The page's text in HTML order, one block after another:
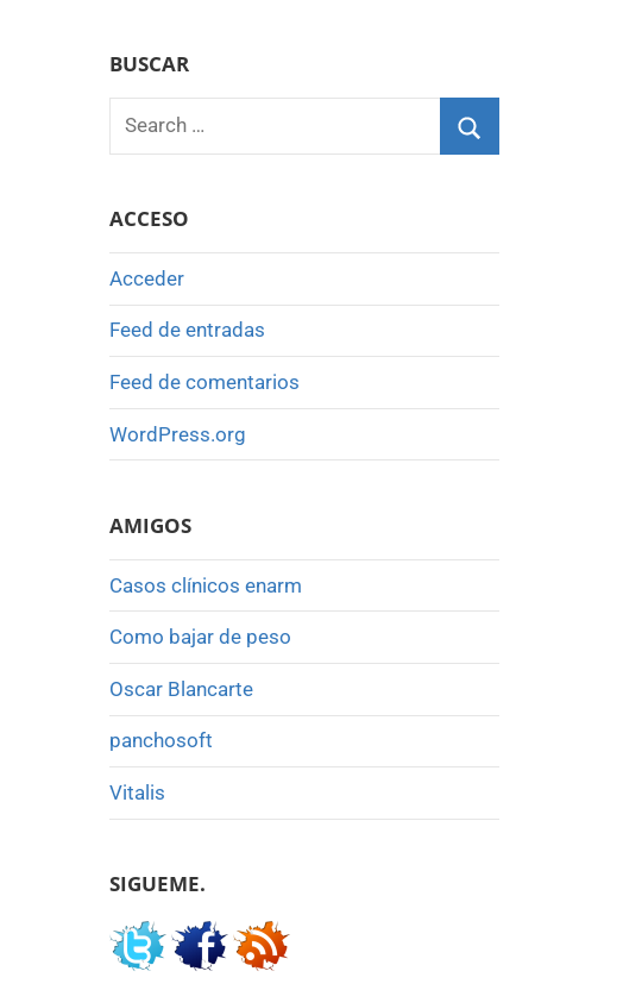
BUSCAR
Search
ACCESO
Acceder
Feed de entradas
Feed de comentarios
WordPress.org
AMIGOS
Casos clínicos enarm
Como bajar de peso
Oscar Blancarte
panchosoft
Vitalis
SIGUEME.